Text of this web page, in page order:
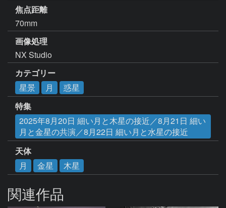
焦点距離
70mm
画像処理
NX Studio
カテゴリー
星景
月
惑星
特集
2025年8月20日 細い月と木星の接近／8月21日 細い
月と金星の共演／8月22日 細い月と水星の接近
天体
月
金星 木星
関連作品